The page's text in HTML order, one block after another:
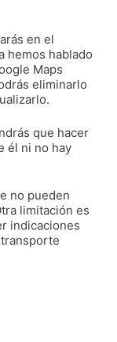
en el
hemos hablado
Maps
eliminarlo
que hacer
él ni no hay
no pueden
limitación es
indicaciones